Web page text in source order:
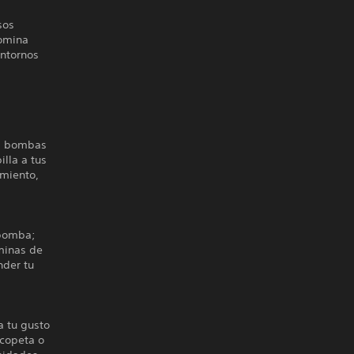
bombas
a tus
de
tu
tu gusto
o